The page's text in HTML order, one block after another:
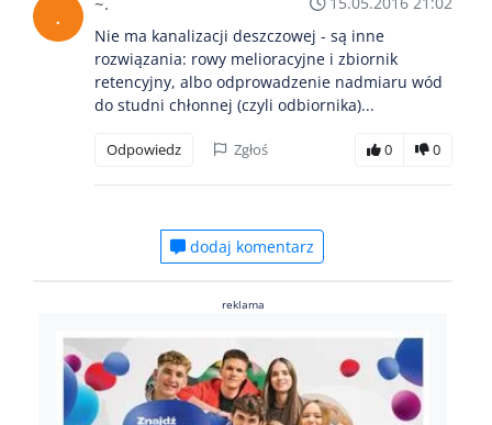
Nie ma kanalizacji deszczowej - są inne
rozwiązania: rowy melioracyjne i zbiornik
retencyjny, albo odprowadzenie nadmiaru wód
do studni chłonnej (czyli odbiornika)...
Odpowiedz Zgłoś 0 0
dodaj komentarz
reklama